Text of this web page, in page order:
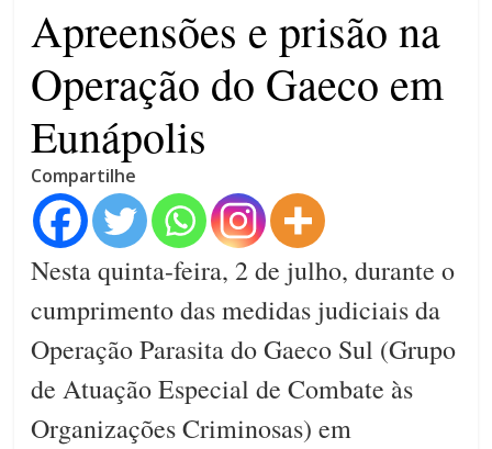
Apreensões e prisão na
Operação do Gaeco em
Eunápolis
Compartilhe
Nesta quinta-feira, 2 de julho, durante o
cumprimento das medidas judiciais da
Operação Parasita do Gaeco Sul (Grupo
de Atuação Especial de Combate às
Organizações Criminosas) em